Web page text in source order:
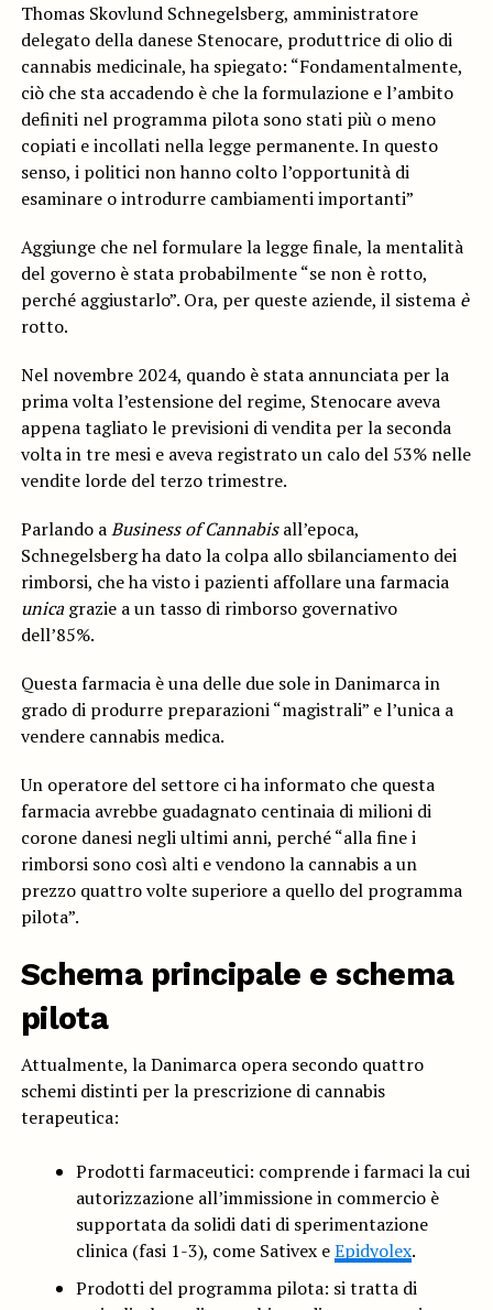
Thomas Skovlund Schnegelsberg, amministratore
delegato della danese Stenocare, produttrice di olio di
cannabis medicinale, ha spiegato: “Fondamentalmente,
ciò che sta accadendo è che la formulazione e l’ambito
definiti nel programma pilota sono stati più o meno
copiati e incollati nella legge permanente. In questo
senso, i politici non hanno colto l’opportunità di
esaminare o introdurre cambiamenti importanti”
Aggiunge che nel formulare la legge finale, la mentalità
del governo è stata probabilmente “se non è rotto,
perché aggiustarlo”. Ora, per queste aziende, il sistema è
rotto.
Nel novembre 2024, quando è stata annunciata per la
prima volta l’estensione del regime, Stenocare aveva
appena tagliato le previsioni di vendita per la seconda
volta in tre mesi e aveva registrato un calo del 53% nelle
vendite lorde del terzo trimestre.
Parlando aBusiness of Cannabisall’epoca,
Schnegelsberg ha dato la colpa allo sbilanciamento dei
rimborsi, che ha visto i pazienti affollare una farmacia
unicagrazie a un tasso di rimborso governativo
dell’85%.
Questa farmacia è una delle due sole in Danimarca in
grado di produrre preparazioni “magistrali” e l’unica a
vendere cannabis medica.
Un operatore del settore ci ha informato che questa
farmacia avrebbe guadagnato centinaia di milioni di
corone danesi negli ultimi anni, perché “alla fine i
rimborsi sono così alti e vendono la cannabis a un
prezzo quattro volte superiore a quello del programma
pilota”.
Schema principale e schema
pilota
Attualmente, la Danimarca opera secondo quattro
schemi distinti per la prescrizione di cannabis
terapeutica:
Prodotti farmaceutici: comprende i farmaci la cui
autorizzazione all’immissione in commercio è
supportata da solidi dati di sperimentazione
clinica (fasi 1-3), come Sativex eEpidyolex.
Prodotti del programma pilota: si tratta di